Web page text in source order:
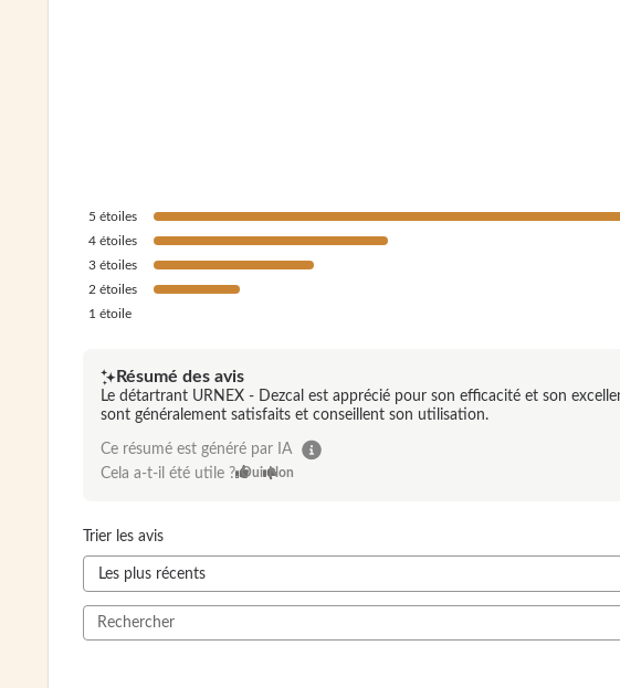
5 étoiles
4 étoiles
3 étoiles
2 étoiles
1 étoile
Résumé des avis
Le détartrant URNEX - Dezcal est apprécié pour son efficacité et son
sont généralement satisfaits et conseillent son utilisation.
Ce résumé est généré par IA
Cela a-t-il été utile ? Oui Non
Trier les avis